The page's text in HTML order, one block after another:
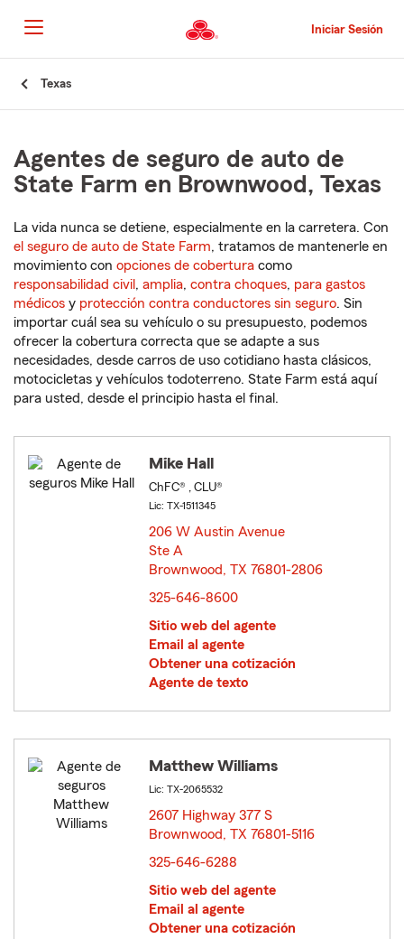
al
contenido
principal
Iniciar Sesión
Texas
Agentes de seguro de auto de
State Farm en Brownwood, Texas
La vida nunca se detiene, especialmente en la carretera. Con
el seguro de auto de State Farm, tratamos de mantenerle en
movimiento con opciones de cobertura como
responsabilidad civil , amplia, contra choques, para gastos
médicos y protección contra conductores sin seguro. Sin
importar cuál sea su vehículo o su presupuesto, podemos
ofrecer la cobertura correcta que se adapte a sus
necesidades, desde carros de uso cotidiano hasta clásicos,
motocicletas y vehículos todoterreno. State Farm está aquí
para usted, desde el principio hasta el final.
Mike Hall
ChFC® , CLU®
Lic: TX-1511345
206 W Austin Avenue
Ste A
Brownwood, TX 76801-2806
325-646-8600
Sitio web del agente
Email al agente
Obtener una cotización
Agente de texto
Matthew Williams
Lic: TX-2065532
2607 Highway 377 S
Brownwood, TX 76801-5116
325-646-6288
Sitio web del agente
Email al agente
Obtener una cotización